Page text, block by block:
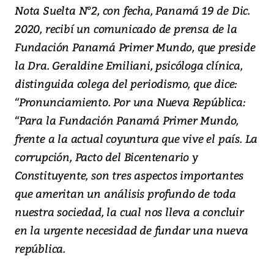
Nota Suelta N°2, con fecha, Panamá 19 de Dic.
2020, recibí un comunicado de prensa de la
Fundación Panamá Primer Mundo, que preside
la Dra. Geraldine Emiliani, psicóloga clínica,
distinguida colega del periodismo, que dice:
“Pronunciamiento. Por una Nueva República:
“Para la Fundación Panamá Primer Mundo,
frente a la actual coyuntura que vive el país. La
corrupción, Pacto del Bicentenario y
Constituyente, son tres aspectos importantes
que ameritan un análisis profundo de toda
nuestra sociedad, la cual nos lleva a concluir
en la urgente necesidad de fundar una nueva
república.